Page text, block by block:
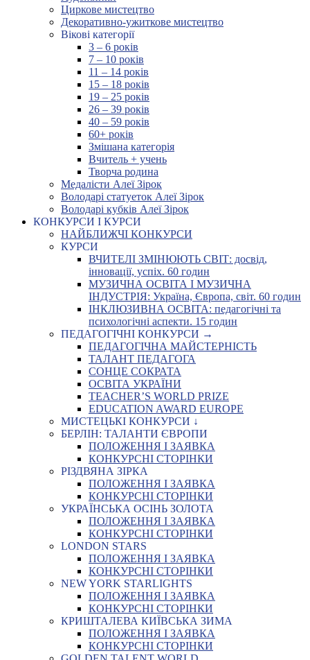
Циркове мистецтво
Декоративно-ужиткове мистецтво
Вікові категорії
3 – 6 років
7 – 10 років
11 – 14 років
15 – 18 років
19 – 25 років
26 – 39 років
40 – 59 років
60+ років
Змішана категорія
Вчитель + учень
Творча родина
Медалісти Алеї Зірок
Володарі статуеток Алеї Зірок
Володарі кубків Алеї Зірок
КОНКУРСИ І КУРСИ
НАЙБЛИЖЧІ КОНКУРСИ
КУРСИ
ВЧИТЕЛІ ЗМІНЮЮТЬ СВІТ: досвід,
інновації, успіх. 60 годин
МУЗИЧНА ОСВІТА І МУЗИЧНА
ІНДУСТРІЯ: Україна, Європа, світ. 60 годин
ІНКЛЮЗИВНА ОСВІТА: педагогічні та
психологічні аспекти. 15 годин
ПЕДАГОГІЧНІ КОНКУРСИ →
ПЕДАГОГІЧНА МАЙСТЕРНІСТЬ
ТАЛАНТ ПЕДАГОГА
СОНЦЕ СОКРАТА
ОСВІТА УКРАЇНИ
TEACHER’S WORLD PRIZE
EDUCATION AWARD EUROPE
МИСТЕЦЬКІ КОНКУРСИ ↓
БЕРЛІН: ТАЛАНТИ ЄВРОПИ
ПОЛОЖЕННЯ І ЗАЯВКА
КОНКУРСНІ СТОРІНКИ
РІЗДВЯНА ЗІРКА
ПОЛОЖЕННЯ І ЗАЯВКА
КОНКУРСНІ СТОРІНКИ
УКРАЇНСЬКА ОСІНЬ ЗОЛОТА
ПОЛОЖЕННЯ І ЗАЯВКА
КОНКУРСНІ СТОРІНКИ
LONDON STARS
ПОЛОЖЕННЯ І ЗАЯВКА
КОНКУРСНІ СТОРІНКИ
NEW YORK STARLIGHTS
ПОЛОЖЕННЯ І ЗАЯВКА
КОНКУРСНІ СТОРІНКИ
КРИШТАЛЕВА КИЇВСЬКА ЗИМА
ПОЛОЖЕННЯ І ЗАЯВКА
КОНКУРСНІ СТОРІНКИ